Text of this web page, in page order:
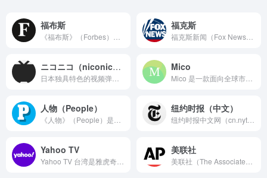
福布斯 福克斯
ニコニコ（niconico） Mico
人物（People） 纽约时报（中文）
Yahoo TV 美联社